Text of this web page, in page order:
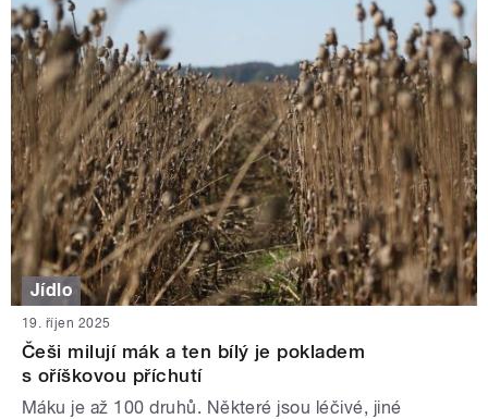
Jídlo
19. říjen 2025
Češi milují mák a ten bílý je pokladem
s oříškovou příchutí
Máku je až 100 druhů. Některé jsou léčivé, jiné